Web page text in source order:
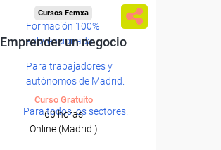
Formación 100%
subvencionada.
Para trabajadores y
autónomos de Madrid.
Para todos los sectores.
Cursos Femxa
Emprender un negocio
Curso Gratuito
60 horas
Online (Madrid )